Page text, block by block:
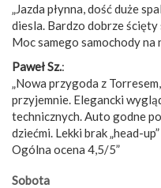
„Jazda płynna, dość duże
diesla. Bardzo dobrze
Moc samego samochody na
Paweł Sz.:
„Nowa przygoda z
przyjemnie. Elegancki
technicznych. Auto godne
dziećmi. Lekki brak „head-
Ogólna ocena 4,5/5”
Sobota